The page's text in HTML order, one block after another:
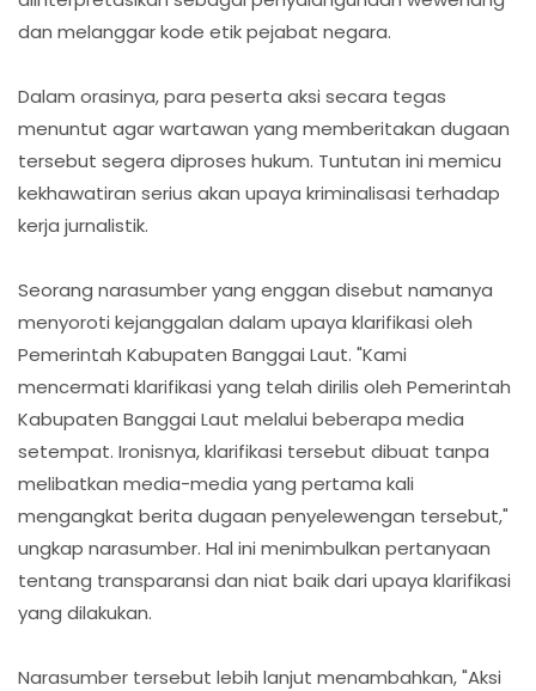
dan melanggar kode etik pejabat negara.
Dalam orasinya, para peserta aksi secara tegas
menuntut agar wartawan yang memberitakan dugaan
tersebut segera diproses hukum. Tuntutan ini memicu
kekhawatiran serius akan upaya kriminalisasi terhadap
kerja jurnalistik.
Seorang narasumber yang enggan disebut namanya
menyoroti kejanggalan dalam upaya klarifikasi oleh
Pemerintah Kabupaten Banggai Laut. "Kami
mencermati klarifikasi yang telah dirilis oleh Pemerintah
Kabupaten Banggai Laut melalui beberapa media
setempat. Ironisnya, klarifikasi tersebut dibuat tanpa
melibatkan media-media yang pertama kali
mengangkat berita dugaan penyelewengan tersebut,"
ungkap narasumber. Hal ini menimbulkan pertanyaan
tentang transparansi dan niat baik dari upaya klarifikasi
yang dilakukan.
Narasumber tersebut lebih lanjut menambahkan, "Aksi